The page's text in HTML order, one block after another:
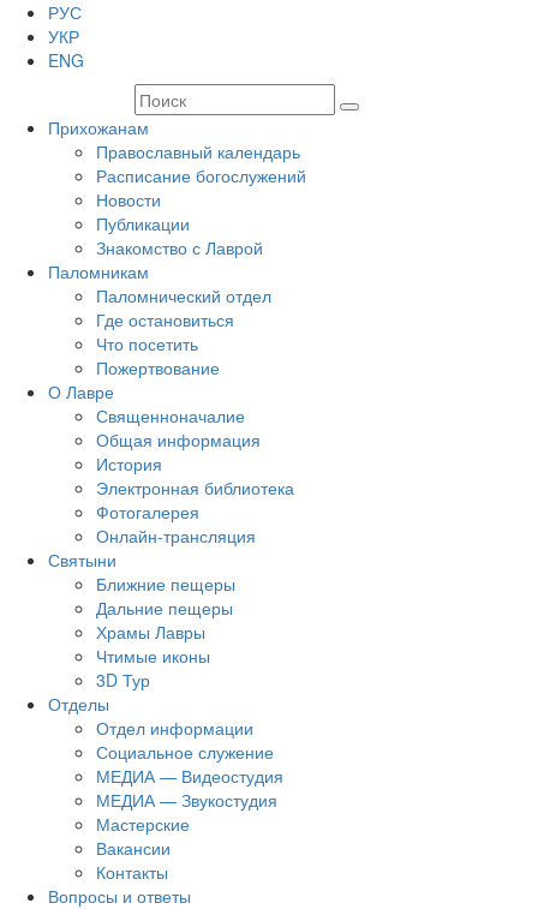
РУС
УКР
ENG
Прихожанам
Православный календарь
Расписание богослужений
Новости
Публикации
Знакомство с Лаврой
Паломникам
Паломнический отдел
Где остановиться
Что посетить
Пожертвование
О Лавре
Священноначалие
Общая информация
История
Электронная библиотека
Фотогалерея
Онлайн-трансляция
Святыни
Ближние пещеры
Дальние пещеры
Храмы Лавры
Чтимые иконы
3D Тур
Отделы
Отдел информации
Социальное служение
МЕДИА — Видеостудия
МЕДИА — Звукостудия
Мастерские
Вакансии
Контакты
Вопросы и ответы